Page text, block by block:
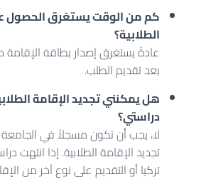
كم من الوقت يستغرق الحصول
الطلابية؟
عادةً يستغرق إصدار بطاقة
بعد تقديم الطلب.
هل يمكنني تجديد الإقامة
دراستي؟
لا، يجب أن تكون مسجلاً في الجامعة
تجديد الإقامة الطلابية. إذا انتهت
تركيا أو التقديم على نوع آخر من